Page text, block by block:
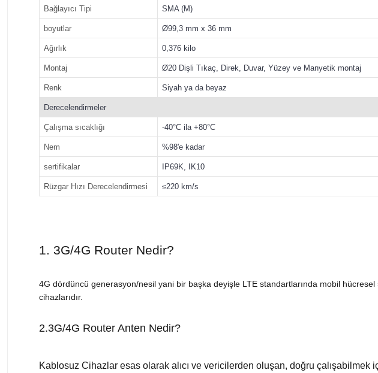
Bağlayıcı Tipi SMA (M)
boyutlar Ø99,3 mm x 36 mm
Ağırlık 0,376 kilo
Montaj Ø20 Dişli Tıkaç, Direk, Duvar, Yüzey ve Manyetik montaj
Renk Siyah ya da beyaz
Derecelendirmeler
Çalışma sıcaklığı -40°C ila +80°C
Nem %98'e kadar
sertifikalar IP69K, IK10
Rüzgar Hızı Derecelendirmesi ≤220 km/s
1. 3G/4G Router Nedir?
4G dördüncü generasyon/nesil yani bir başka deyişle LTE standartlarında mobil
cihazlarıdır.
2.3G/4G Router Anten Nedir?
Kablosuz Cihazlar esas olarak alıcı ve vericilerden oluşan, doğru çalışabilmek